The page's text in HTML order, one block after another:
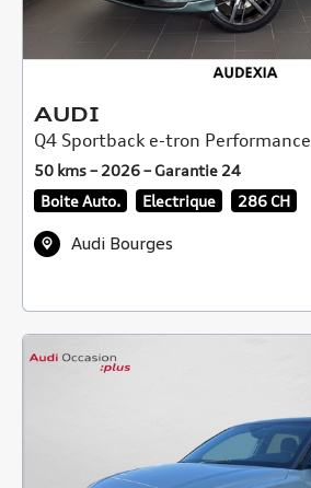
AUDI
Q4 Sportback e-tron Performance
50 kms – 2026 – Garantie 24
Boite Auto.
Electrique 286 CH
Audi Bourges